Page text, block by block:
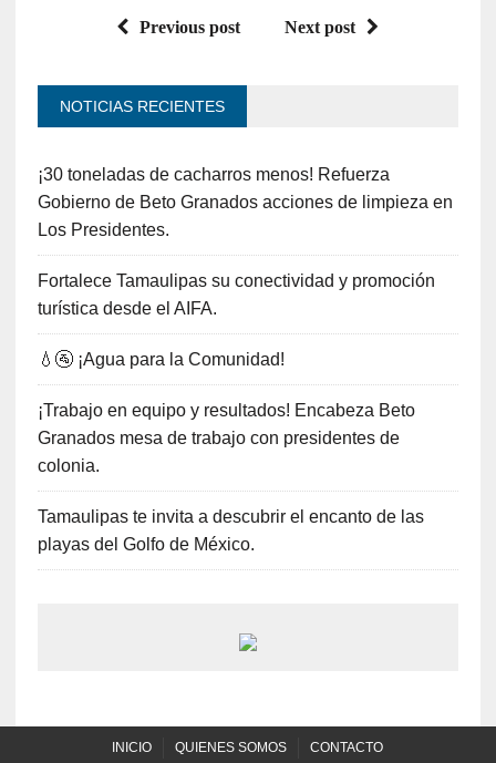
Previous post Next post
NOTICIAS RECIENTES
¡30 toneladas de cacharros menos! Refuerza
Gobierno de Beto Granados acciones de limpieza en
Los Presidentes.
Fortalece Tamaulipas su conectividad y promoción
turística desde el AIFA.
💧🚰 ¡Agua para la Comunidad!
¡Trabajo en equipo y resultados! Encabeza Beto
Granados mesa de trabajo con presidentes de
colonia.
Tamaulipas te invita a descubrir el encanto de las
playas del Golfo de México.
INICIO QUIENES SOMOS CONTACTO